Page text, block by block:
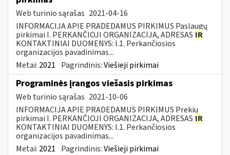
Web turinio sąrašas 2021-04-16
INFORMACIJA APIE PRADEDAMUS PIRKIMUS Paslaugų
pirkimai I. PERKANČIOJI ORGANIZACIJA, ADRESAS IR
KONTAKTINIAI DUOMENYS: I.1. Perkančiosios
organizacijos pavadinimas...
Metai: 2021 Pagrindinis:Viešieji pirkimai
Programinės įrangos viešasis pirkimas
Web turinio sąrašas 2021-10-06
INFORMACIJA APIE PRADEDAMUS PIRKIMUS Prekių
pirkimai I. PERKANČIOJI ORGANIZACIJA, ADRESAS IR
KONTAKTINIAI DUOMENYS: I.1. Perkančiosios
organizacijos pavadinimas...
Metai: 2021 Pagrindinis:Viešieji pirkimai